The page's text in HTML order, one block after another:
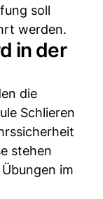
soll
werden.
in der
die
Schlieren
stehen
im